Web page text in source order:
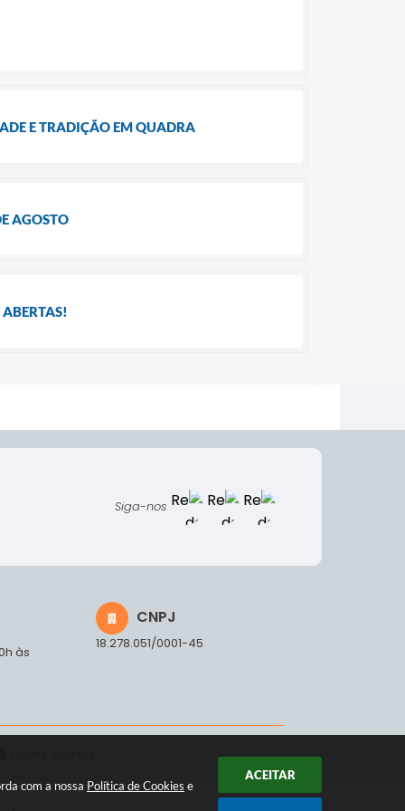
com a nossa Política de Cookies e
ACEITAR
E TRADIÇÃO EM QUADRA
AGOSTO
Siga-nos
às
CNPJ
18.278.051/0001-45